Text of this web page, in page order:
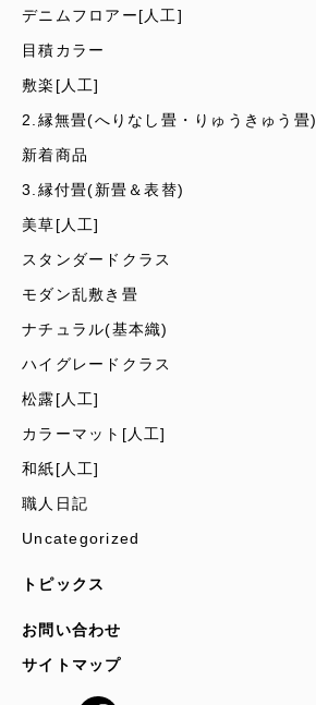
デニムフロアー[人工]
目積カラー
敷楽[人工]
2.縁無畳(へりなし畳・りゅうきゅう畳)
新着商品
3.縁付畳(新畳＆表替)
美草[人工]
スタンダードクラス
モダン乱敷き畳
ナチュラル(基本織)
ハイグレードクラス
松露[人工]
カラーマット[人工]
和紙[人工]
職人日記
Uncategorized
トピックス
お問い合わせ
サイトマップ